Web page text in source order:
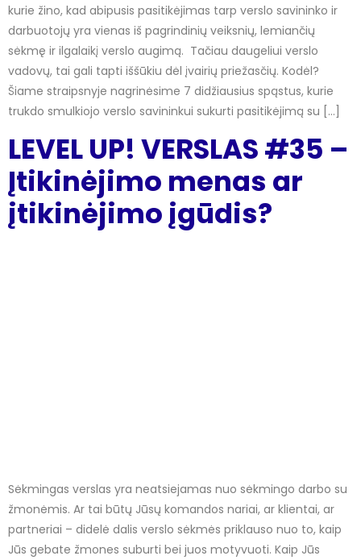
kurie žino, kad abipusis pasitikėjimas tarp verslo savininko ir
darbuotojų yra vienas iš pagrindinių veiksnių, lemiančių
sėkmę ir ilgalaikį verslo augimą. Tačiau daugeliui verslo
vadovų, tai gali tapti iššūkiu dėl įvairių priežasčių. Kodėl?
Šiame straipsnyje nagrinėsime 7 didžiausius spąstus, kurie
trukdo smulkiojo verslo savininkui sukurti pasitikėjimą su […]
LEVEL UP! VERSLAS #35 –
Įtikinėjimo menas ar
įtikinėjimo įgūdis?
Sėkmingas verslas yra neatsiejamas nuo sėkmingo darbo su
žmonėmis. Ar tai būtų Jūsų komandos nariai, ar klientai, ar
partneriai – didelė dalis verslo sėkmės priklauso nuo to, kaip
Jūs gebate žmones suburti bei juos motyvuoti. Kaip Jūs